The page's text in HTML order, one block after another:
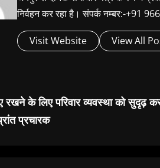
निर्वहन कर रहा है। संपर्क नम्बर:-+91
Visit Website View All
रखने के लिए परिवार व्यवस्था को सुदृढ़
प्रचारक